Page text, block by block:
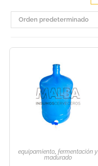
Orden predeterminado
equipamiento,fermentación y
madurado